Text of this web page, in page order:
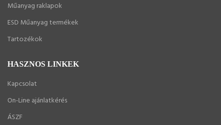
Műanyag raklapok
ESD Műanyag termékek
Tartozékok
HASZNOS LINKEK
Kapcsolat
On-Line ajánlatkérés
ÁSZF